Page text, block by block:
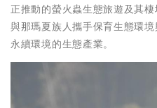
正推動的螢火蟲生態旅遊及其
與那瑪夏族人攜手保育生態環
永續環境的生態產業。